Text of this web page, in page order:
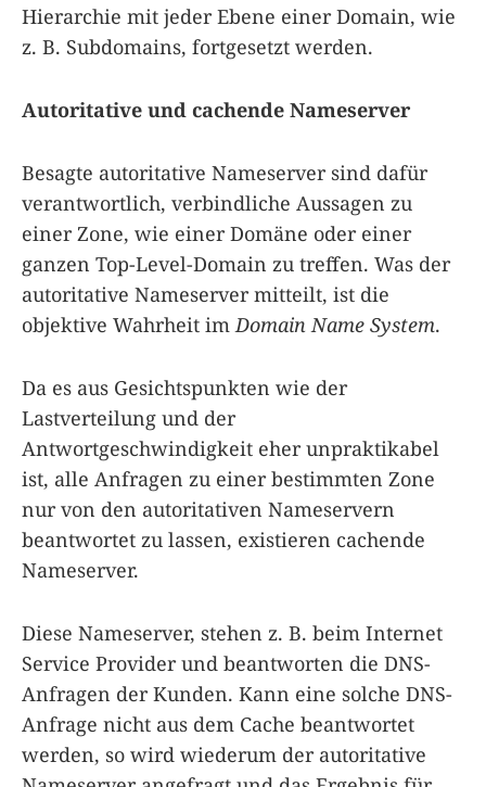
Hierarchie mit jeder Ebene einer Domain, wie
z. B. Subdomains, fortgesetzt werden.
Autoritative und cachende Nameserver
Besagte autoritative Nameserver sind dafür
verantwortlich, verbindliche Aussagen zu
einer Zone, wie einer Domäne oder einer
ganzen Top-Level-Domain zu treffen. Was der
autoritative Nameserver mitteilt, ist die
objektive Wahrheit im Domain Name System.
Da es aus Gesichtspunkten wie der
Lastverteilung und der
Antwortgeschwindigkeit eher unpraktikabel
ist, alle Anfragen zu einer bestimmten Zone
nur von den autoritativen Nameservern
beantwortet zu lassen, existieren cachende
Nameserver.
Diese Nameserver, stehen z. B. beim Internet
Service Provider und beantworten die DNS-
Anfragen der Kunden. Kann eine solche DNS-
Anfrage nicht aus dem Cache beantwortet
werden, so wird wiederum der autoritative